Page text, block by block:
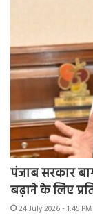
पंजाब सरकार
बढ़ाने के लिए
24 July 2026 - 1:45 PM